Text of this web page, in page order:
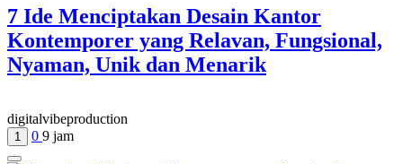
7 Ide Menciptakan Desain Kantor
Kontemporer yang Relavan, Fungsional,
Nyaman, Unik dan Menarik
digitalvibeproduction
1 0 9 jam